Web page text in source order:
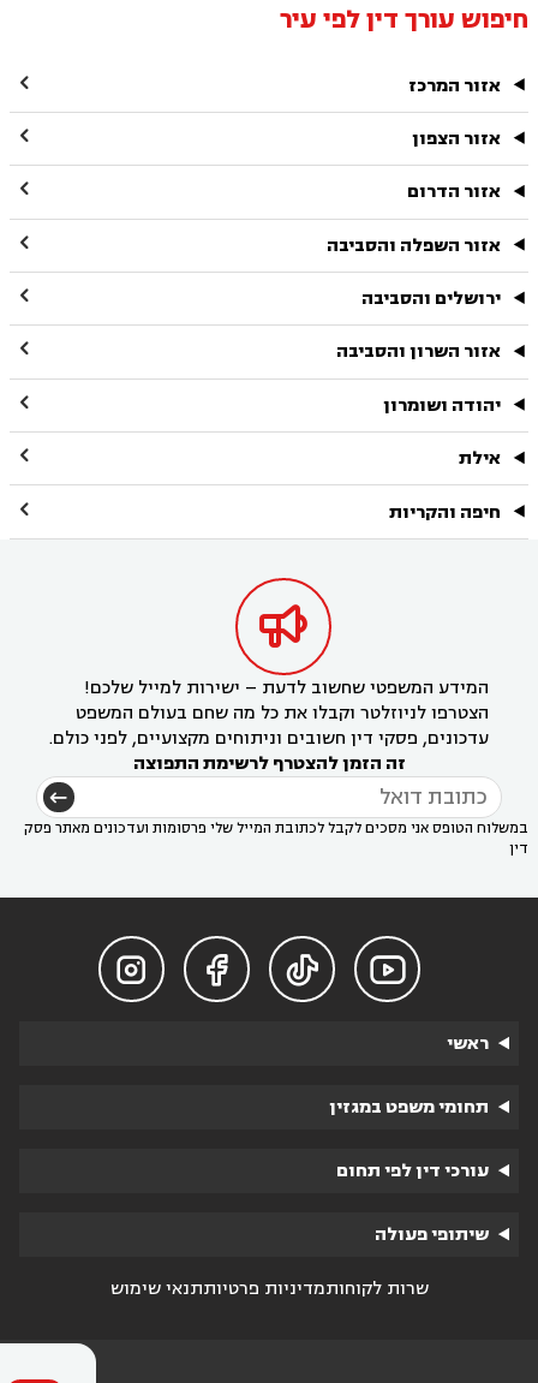
חיפוש עורך דין לפי עיר
אזור המרכז 
אזור הצפון 
אזור הדרום 
אזור השפלה והסביבה 
ירושלים והסביבה 
אזור השרון והסביבה 
יהודה ושומרון 
אילת 
חיפה והקריות 

המידע המשפטי שחשוב לדעת – ישירות למייל שלכם!
הצטרפו לניוזלטר וקבלו את כל מה שחם בעולם המשפט
עדכונים, פסקי דין חשובים וניתוחים מקצועיים, לפני כולם.
זה הזמן להצטרף לרשימת התפוצה
במשלוח הטופס אני מסכים לקבל לכתובת המייל שלי פרסומות ועדכונים מאתר פסק
דין




ראשי
תחומי משפט במגזין
עורכי דין לפי תחום
שיתופי פעולה
שרות לקוחותמדיניות פרטיותתנאי שימוש